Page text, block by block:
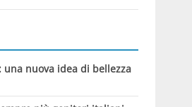
una nuova idea di bellezza